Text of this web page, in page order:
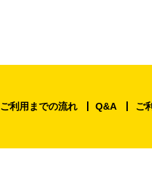
ご利用までの流れ Q&A ご